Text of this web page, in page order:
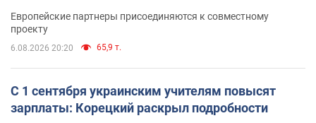
Европейские партнеры присоединяются к совместному
проекту
6.08.2026 20:20 65,9 т.
С 1 сентября украинским учителям повысят
зарплаты: Корецкий раскрыл подробности